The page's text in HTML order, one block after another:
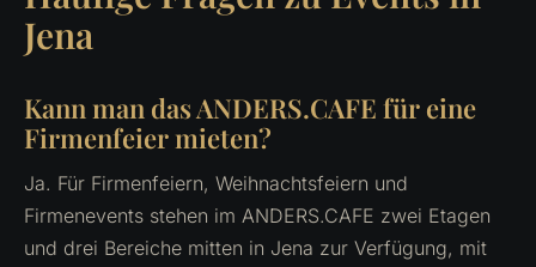
Jena
Kann man das ANDERS.CAFE für eine
Firmenfeier mieten?
Ja. Für Firmenfeiern, Weihnachtsfeiern und
Firmenevents stehen im ANDERS.CAFE zwei Etagen
und drei Bereiche mitten in Jena zur Verfügung, mit